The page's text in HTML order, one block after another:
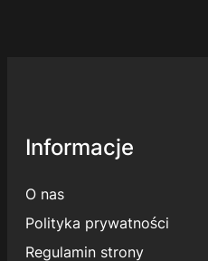
Informacje
O nas
Polityka prywatności
Regulamin strony